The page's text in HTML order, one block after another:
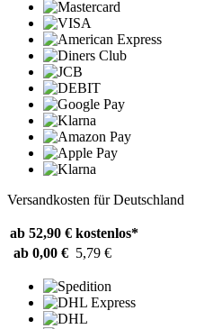
Versandkosten für Deutschland
ab 52,90 € kostenlos*
ab 0,00 € 5,79 €